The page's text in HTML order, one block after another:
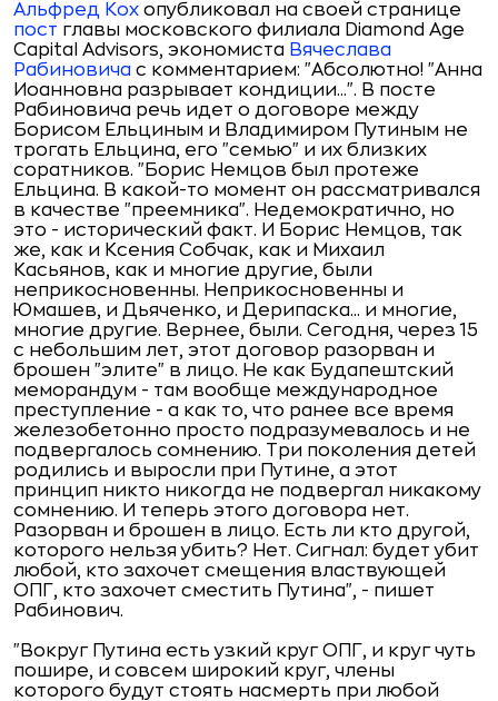
Альфред Кох опубликовал на своей странице
пост главы московского филиала Diamond Age
Capital Advisors, экономиста Вячеслава
Рабиновича с комментарием: "Абсолютно! "Анна
Иоанновна разрывает кондиции...". В посте
Рабиновича речь идет о договоре между
Борисом Ельциным и Владимиром Путиным не
трогать Ельцина, его "семью" и их близких
соратников. "Борис Немцов был протеже
Ельцина. В какой-то момент он рассматривался
в качестве "преемника". Недемократично, но
это - исторический факт. И Борис Немцов, так
же, как и Ксения Собчак, как и Михаил
Касьянов, как и многие другие, были
неприкосновенны. Неприкосновенны и
Юмашев, и Дьяченко, и Дерипаска... и многие,
многие другие. Вернее, были. Сегодня, через 15
с небольшим лет, этот договор разорван и
брошен "элите" в лицо. Не как Будапештский
меморандум - там вообще международное
преступление - а как то, что ранее все время
железобетонно просто подразумевалось и не
подвергалось сомнению. Три поколения детей
родились и выросли при Путине, а этот
принцип никто никогда не подвергал никакому
сомнению. И теперь этого договора нет.
Разорван и брошен в лицо. Есть ли кто другой,
которого нельзя убить? Нет. Сигнал: будет убит
любой, кто захочет смещения властвующей
ОПГ, кто захочет сместить Путина", - пишет
Рабинович.
"Вокруг Путина есть узкий круг ОПГ, и круг чуть
пошире, и совсем широкий круг, члены
которого будут стоять насмерть при любой